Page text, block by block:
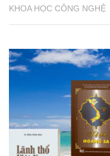
KHOA HỌC CÔNG NGHỆ